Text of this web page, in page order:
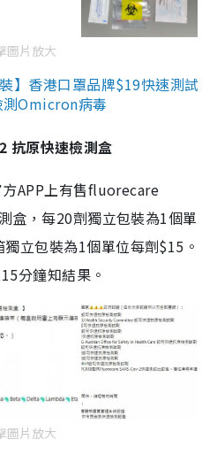
圖片放大
】香港口罩品牌$19快速測試
測Omicron病毒
原快速檢測盒
APP上有售fluorecare
盒，每20劑獨立包裝為1個單
立包裝為1個單位每劑$15。
分鐘知結果。
圖片放大